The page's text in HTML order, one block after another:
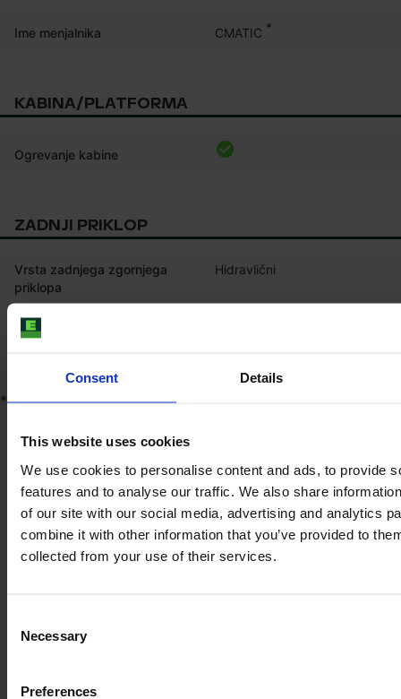
Consent Details
This website uses cookies
We use cookies to personalise content and ads, to provide
features and to analyse our traffic. We also share
of our site with our social media, advertising and analytics
combine it with other information that you’ve provided to
collected from your use of their services.
Selection
Necessary
Preferences
Ime menjalnika CMATIC *
KABINA/PLATFORMA
Ogrevanje kabine
ZADNJI PRIKLOP
Vrsta zadnjega zgornjega
priklopa
Hidravlični
* Informacije o izdelku
od trenutnega prodajalca. Čeprav si po najboljših močeh
posodobljene in točne, lahko v nekaterih okoliščinah pride do
tega, da so informacije na našem spletnem mestu navedene
napačno ali zastarajo brez naše neposredne vednosti.
Če želite pridobiti najnovejše in posodobljene informacije,
priporočamonakup pregleda
Podobno Traktorji